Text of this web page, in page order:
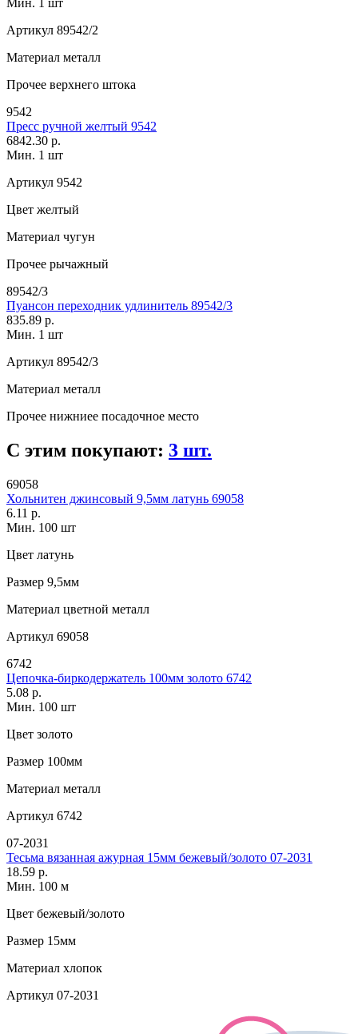
Мин. 1 шт
Артикул 89542/2
Материал металл
Прочее верхнего штока
9542
Пресс ручной желтый 9542
6842.30 р.
Мин. 1 шт
Артикул 9542
Цвет желтый
Материал чугун
Прочее рычажный
89542/3
Пуансон переходник удлинитель 89542/3
835.89 р.
Мин. 1 шт
Артикул 89542/3
Материал металл
Прочее нижниее посадочное место
С этим покупают: 3 шт.
69058
Хольнитен джинсовый 9,5мм латунь 69058
6.11 р.
Мин. 100 шт
Цвет латунь
Размер 9,5мм
Материал цветной металл
Артикул 69058
6742
Цепочка-биркодержатель 100мм золото 6742
5.08 р.
Мин. 100 шт
Цвет золото
Размер 100мм
Материал металл
Артикул 6742
07-2031
Тесьма вязанная ажурная 15мм бежевый/золото 07-2031
18.59 р.
Мин. 100 м
Цвет бежевый/золото
Размер 15мм
Материал хлопок
Артикул 07-2031